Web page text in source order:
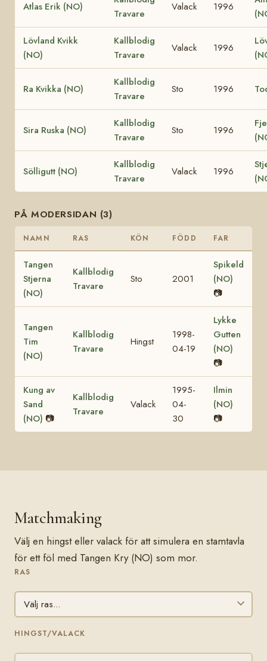
Atlas Erik (NO)
Travare
Valack 1996
Lövland Kvikk
(NO)
Kallblodig
Travare
Valack 1996
Ra Kvikka (NO)
Kallblodig
Travare
Sto 1996
Sira Ruska (NO)
Kallblodig
Travare
Sto 1996
Sölligutt (NO)
Kallblodig
Travare
Valack 1996
PÅ MODERSIDAN (3)
NAMN RAS KÖN FÖDD FAR
Tangen
Stjerna
(NO)
Kallblodig
Travare
Sto 2001
Spikeld
(NO)
📷
Tangen
Tim
(NO)
Kallblodig
Travare
Hingst
1998-
04-19
Lykke
Gutten
(NO)
📷
Kung av
Sand
(NO) 📷
Kallblodig
Travare
Valack
1995-
04-
30
Ilmin
(NO)
📷
Matchmaking
Välj en hingst eller valack för att simulera en stamtavla
för ett föl med Tangen Kry (NO) som mor.
RAS
HINGST/VALACK